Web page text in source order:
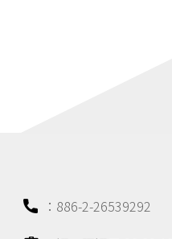
：886-2-26539292